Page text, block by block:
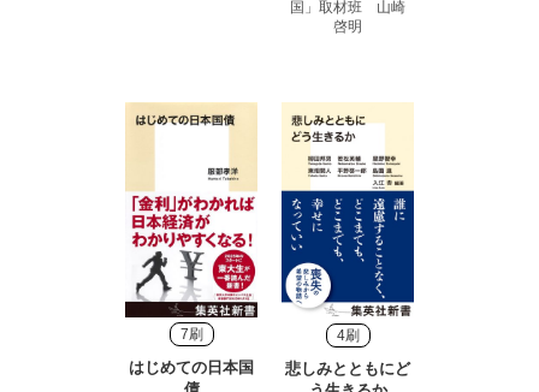
国」取材班 山崎
啓明
7刷
はじめての日本国
4刷
悲しみとともにど